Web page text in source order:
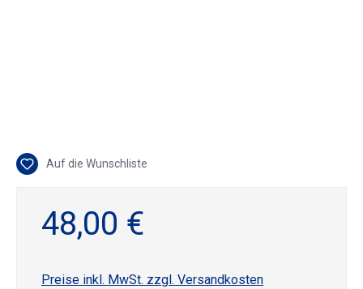
Auf die Wunschliste
48,00 €
Preise inkl. MwSt. zzgl. Versandkosten